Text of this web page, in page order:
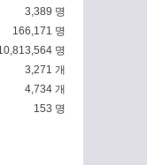
3,389 명
166,171 명
명
3,271 개
4,734 개
153 명